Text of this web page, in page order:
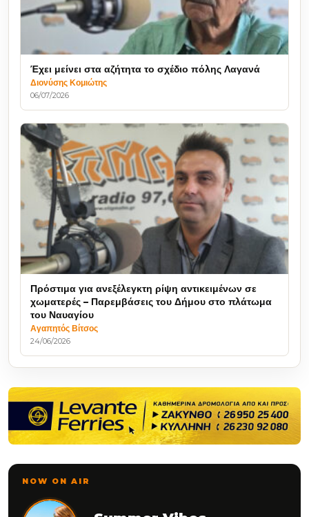
Έχει μείνει στα αζήτητα το σχέδιο πόλης Λαγανά
Διονύσης Κομιώτης
06/07/2026
Πρόστιμα για ανεξέλεγκτη ρίψη αντικειμένων σε
χωματερές – Παρεμβάσεις του Δήμου στο πλάτωμα
του Ναυαγίου
Αγαπητός Βίτσος
24/06/2026
NOW ON AIR